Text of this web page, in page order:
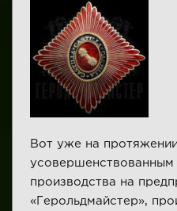
Вот уже на
усовершенствованным
производства на
«Герольдмайстер»,